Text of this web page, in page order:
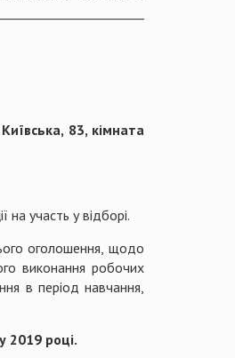
83, кімната
участь у відборі.
оголошення, щодо
виконання робочих
в період навчання,
у 2019 році.